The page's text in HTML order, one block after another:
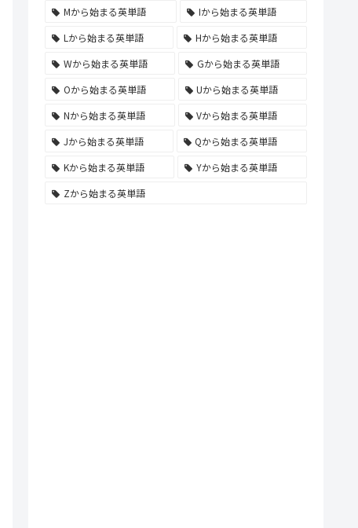
Mから始まる英単語
Iから始まる英単語
Lから始まる英単語
Hから始まる英単語
Wから始まる英単語
Gから始まる英単語
Oから始まる英単語
Uから始まる英単語
Nから始まる英単語
Vから始まる英単語
Jから始まる英単語
Qから始まる英単語
Kから始まる英単語
Yから始まる英単語
Zから始まる英単語